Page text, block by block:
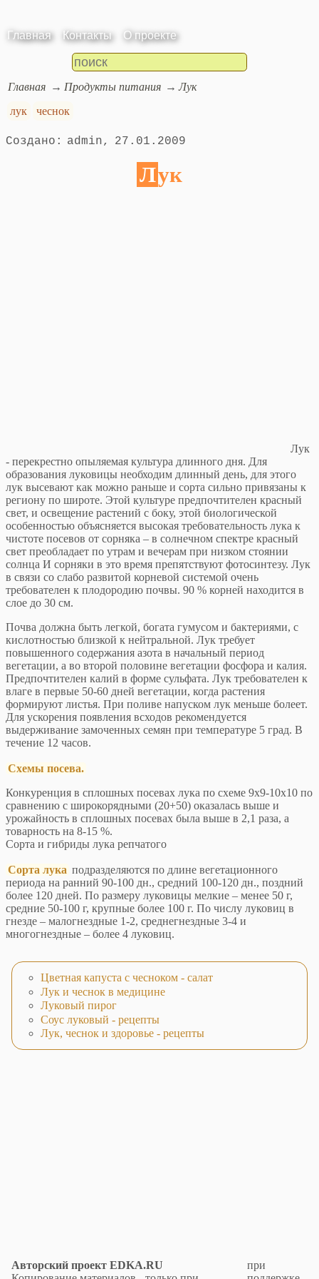
Главная Контакты О проекте
Главная Продукты питания
Лук
лук
чеснок
admin 27.01.2009
Лук
Лук
- перекрестно опыляемая культура длинного дня. Для
образования луковицы необходим длинный день, для этого
лук высевают как можно раньше и сорта сильно привязаны к
региону по широте. Этой культуре предпочтителен красный
свет, и освещение растений с боку, этой биологической
особенностью объясняется высокая требовательность лука к
чистоте посевов от сорняка – в солнечном спектре красный
свет преобладает по утрам и вечерам при низком стоянии
солнца И сорняки в это время препятствуют фотосинтезу. Лук
в связи со слабо развитой корневой системой очень
требователен к плодородию почвы. 90 % корней находится в
слое до 30 см.
Почва должна быть легкой, богата гумусом и бактериями, с
кислотностью близкой к нейтральной. Лук требует
повышенного содержания азота в начальный период
вегетации, а во второй половине вегетации фосфора и калия.
Предпочтителен калий в форме сульфата. Лук требователен к
влаге в первые 50-60 дней вегетации, когда растения
формируют листья. При поливе напуском лук меньше болеет.
Для ускорения появления всходов рекомендуется
выдерживание замоченных семян при температуре 5 град. В
течение 12 часов.
Схемы посева.
Конкуренция в сплошных посевах лука по схеме 9х9-10х10 по
сравнению с широкорядными (20+50) оказалась выше и
урожайность в сплошных посевах была выше в 2,1 раза, а
товарность на 8-15 %.
Сорта и гибриды лука репчатого
Сорта лука подразделяются по длине вегетационного
периода на ранний 90-100 дн., средний 100-120 дн., поздний
более 120 дней. По размеру луковицы мелкие – менее 50 г,
средние 50-100 г, крупные более 100 г. По числу луковиц в
гнезде – малогнездные 1-2, среднегнездные 3-4 и
многогнездные – более 4 луковиц.
Цветная капуста с чесноком - салат
Лук и чеснок в медицине
Луковый пирог
Соус луковый - рецепты
Лук, чеснок и здоровье - рецепты
Авторский проект EDKA.RU
при